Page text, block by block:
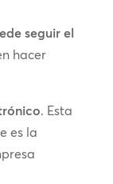
seguir el
hacer
. Esta
es la